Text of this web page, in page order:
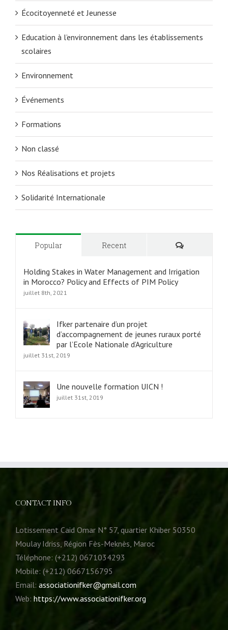
Écocitoyenneté et Jeunesse
Education à l’environnement dans les établissements
scolaires
Environnement
Événements
Formations
Non classé
Nos Réalisations et projets
Solidarité Internationale
Popular Recent
Holding Stakes in Water Management and Irrigation
in Morocco? Policy and Effects of PIM Policy
juillet 8th, 2021
Ifker partenaire d’un projet
d’accompagnement de jeunes ruraux porté
par l’Ecole Nationale d’Agriculture
juillet 31st, 2019
Une nouvelle formation UICN !
juillet 31st, 2019
CONTACT INFO
Lotissement Caid Omar N° 57, quartier Khiber 50350
Moulay Idriss, Région Fès-Meknès, Maroc
Téléphone: (+212) 0671034293
Mobile: (+212) 0667156795
Email: associationifker@gmail.com
Web: https://www.associationifker.org